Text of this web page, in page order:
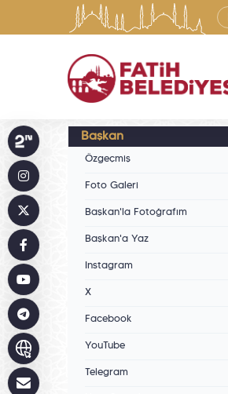
Başkan
Özgeçmiş
Foto Galeri
Başkan'la Fotoğrafım
Başkan'a Yaz
Instagram
X
Facebook
YouTube
Telegram